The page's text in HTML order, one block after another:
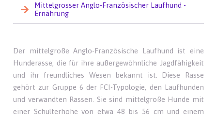
Mittelgrosser Anglo-Französischer Laufhund -
Ernährung
Der mittelgroße Anglo-Französische Laufhund ist eine
Hunderasse, die für ihre außergewöhnliche Jagdfähigkeit
und ihr freundliches Wesen bekannt ist. Diese Rasse
gehört zur Gruppe 6 der FCI-Typologie, den Laufhunden
und verwandten Rassen. Sie sind mittelgroße Hunde mit
einer Schulterhöhe von etwa 48 bis 56 cm und einem